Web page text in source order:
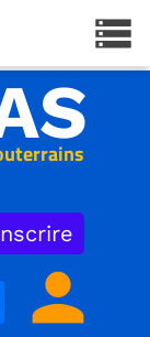
person
storage